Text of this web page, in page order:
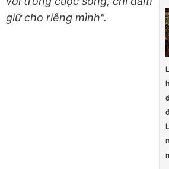
giữ cho riêng mình".